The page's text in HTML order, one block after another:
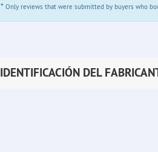
* Only reviews that were submitted by buyers who
IDENTIFICACIÓN DEL